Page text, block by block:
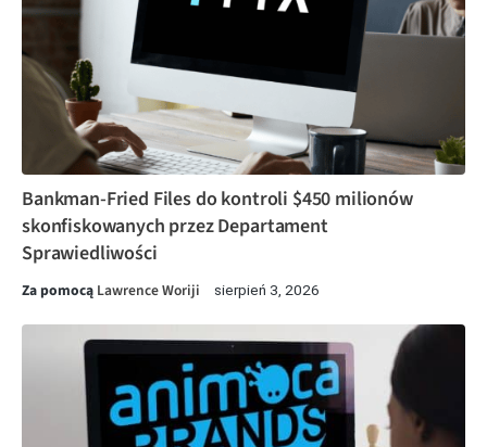
Bankman-Fried Files do kontroli $450 milionów
skonfiskowanych przez Departament
Sprawiedliwości
Za pomocą Lawrence Woriji sierpień 3, 2026